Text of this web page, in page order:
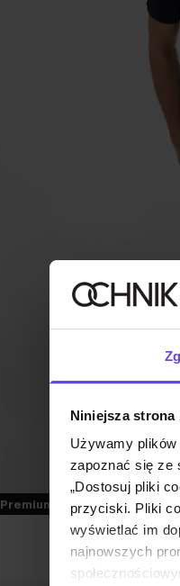
Niniejsza
Używamy
zapoznać się ze
„Dostosuj pliki
przyciski. Pliki
wyświetlać im
najnowszych
Premium